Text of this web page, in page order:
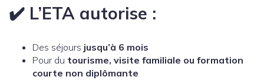
✔️ L’ETA autorise :
Des séjours jusqu’à 6 mois
Pour du tourisme, visite familiale ou formation
courte non diplômante